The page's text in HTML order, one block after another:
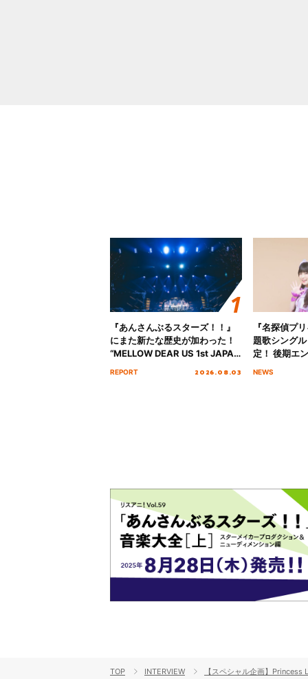
『あんさんぶるスターズ！！』
にまた新たな歴史が加わった！
“MELLOW DEAR US 1st JAPAN
REPORT 2026.08.03
『名探偵プ
題歌シング
定！ 後期エ
NEWS
TOP INTERVIEW 【スペシャル企画】